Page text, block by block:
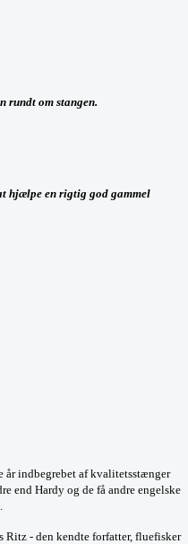
rundt om stangen.
hjælpe en rigtig god gammel
år indbegrebet af kvalitetsstænger
end Hardy og de få andre engelske
- den kendte forfatter, fluefisker